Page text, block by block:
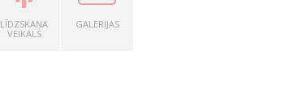
LĪDZSKAŅA
VEIKALS
GALERIJAS